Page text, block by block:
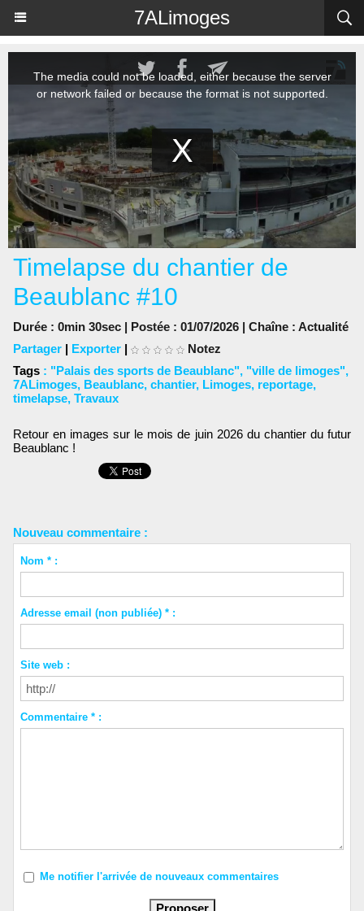
7ALimoges
Timelapse du chantier de
Beaublanc #10
Durée : 0min 30sec | Postée : 01/07/2026 | Chaîne : Actualité
Partager | Exporter |
Notez
Tags : "Palais des sports de Beaublanc", "ville de limoges",
7ALimoges, Beaublanc, chantier, Limoges, reportage,
timelapse, Travaux
Retour en images sur le mois de juin 2026 du chantier du futur
Beaublanc !
Nouveau commentaire :
Nom * :
Adresse email (non publiée) * :
Site web :
Commentaire * :
Me notifier l'arrivée de nouveaux commentaires